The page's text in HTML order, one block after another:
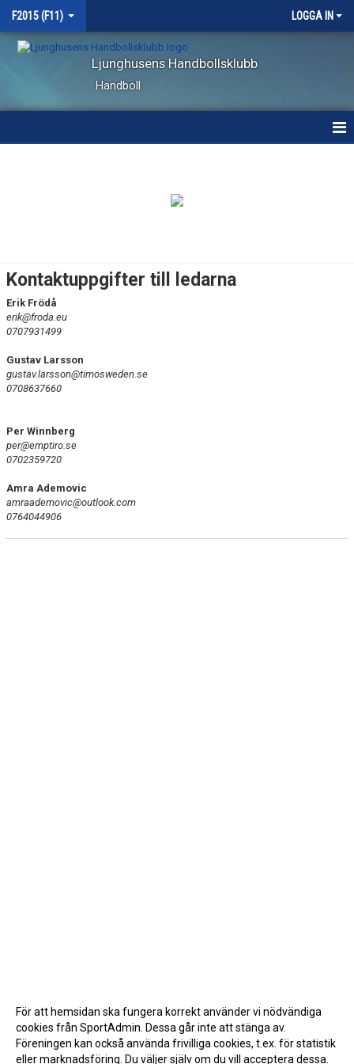
F2015 (F11) LOGGA IN
Ljunghusens Handbollsklubb
Handboll
BILDGALLERI
DOKUMENT
Kontaktuppgifter till ledarna
Erik Frödå
erik@froda.eu
0707931499
Gustav Larsson
gustav.larsson@timosweden.se
0708637660
Per Winnberg
per@emptiro.se
0702359720
Amra Ademovic
amraademovic@outlook.com
0764044906
För att hemsidan ska fungera korrekt använder vi nödvändiga
cookies från SportAdmin. Dessa går inte att stänga av.
Föreningen kan också använda frivilliga cookies, t.ex. för statistik
eller marknadsföring. Du väljer själv om du vill acceptera dessa.